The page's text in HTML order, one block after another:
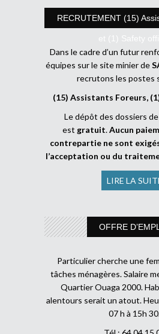
RECRUTEMENT (15)
et (1) Safety
Dans le cadre d’un futur
équipes sur le site minier de
recrutons les postes
(15) Assistants Foreurs,
Le dépôt des dossiers
est gratuit.Aucun
contrepartie ne sont
l’acceptation ou du
LIRE LA
OFFRE
Particulier cherche une
tâches ménagères. Salaire
Quartier Ouaga 2000.
alentours serait un atout.
07 h à 15h